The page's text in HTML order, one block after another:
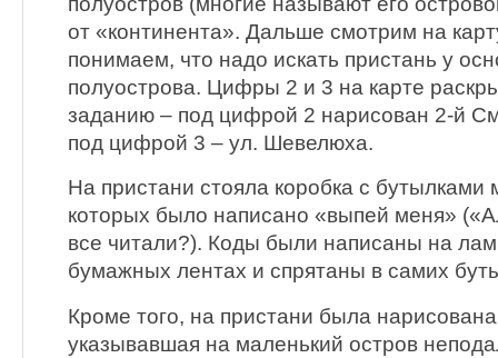
от «континента». Дальше смотрим на
понимаем, что надо искать пристань у
полуострова. Цифры 2 и 3 на карте
заданию – под цифрой 2 нарисован 2-й
под цифрой 3 – ул. Шевелюха.
На пристани стояла коробка с
которых было написано «выпей меня»
все читали?). Коды были написаны на
бумажных лентах и спрятаны в самих
Кроме того, на пристани была
указывавшая на маленький остров